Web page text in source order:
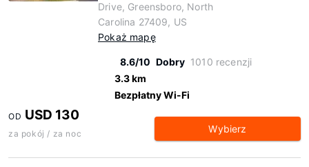
Drive, Greensboro, North
Carolina 27409, US
Pokaż mapę
8.6/10 Dobry 1010 recenzji
3.3 km
Bezpłatny Wi-Fi
OD USD 130
za pokój / za noc Wybierz